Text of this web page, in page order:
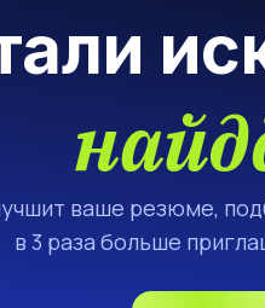
ваше резюме,
в 3 раза больше